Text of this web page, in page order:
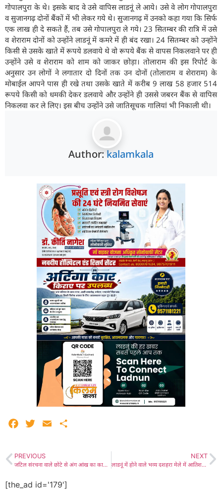
गोपालपुरा के थे। इसके बाद वे उसे वापिस लाडनूं ले आये। उसे वे लोग गोपालपुरा
व सुजानगढ़ दोनों बैंकों में भी लेकर गये थे। सुजानगढ़ में उनको कहा गया कि सिर्फ
एक लाख ही दे सकते हैं, तब उसे गोपालपुरा ले गये। 23 सितम्बर की रात्रि में उसे
व शेराराम दोनों को उन्होंने लाडनूं में कमरे में ही बंद रखा। 24 सितम्बर को उन्होंने
किसी से उसके खाते में रूपये डलवाये थे वो रूपये बैंक से वापस निकलवाने पर ही
उन्होंने उसे व शेराराम को शाम को जाकर छोड़ा। तोलाराम की इस रिपोर्ट के
अनुसार उन लोगों ने लगातार दो दिनों तक उन दोनों (तोलाराम व शेराराम) के
मोबाईल आपने पास ही रखे तथा उसके खाते में करीब 9 लाख 58 हजार 514
रूपये किसी को धमकी देकर डलवाये और उन्होंने ही उससे जबरन बैंक से वापिस
निकलवा कर ले लिए। इस बीच उन्होंने उसे जातिसूचक गालियां भी निकाली थी।
Author:kalamkala
FacebookTwitterEmail
PREVIOUS
जटिल संरचना वाले छोटे से अंग आंख का काम बहुत बड़ा- डा. बलवीर सिंह, विश्व दृष्टि दिवस पर कार्यक्रम आयोजित कर आंखों की देखभाल बताई
NEXT
लाडनूं में होने वाले भव्य दशहरा मेले में आतिशबाज़ी के साथ रावण-दहन देखने जुटेंगे हजारों लोग, दशमुखी रावण का पुतला निर्माण अंतिम रूप में तैयार, राम की भव्य झांकी व विभिन्न कार्यक्रमों के साथ होगा मेला
[the_ad id='179']